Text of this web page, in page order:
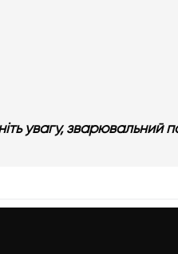
увагу, зварювальний